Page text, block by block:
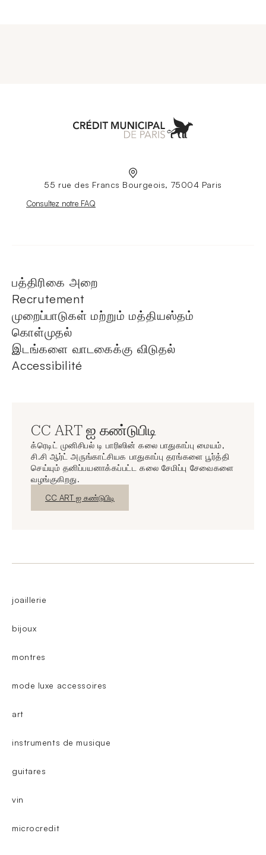
55 rue des Francs Bourgeois, 75004 Paris
Nouvelle fenêtre
Consultez notre FAQ
பத்திரிகை அறை
Recrutement
முறைப்பாடுகள் மற்றும் மத்தியஸ்தம்
கொள்முதல்
இடங்களை வாடகைக்கு விடுதல்
Accessibilité
CC ART ஐ கண்டுபிடி
க்ரெடிட் முனிசிபல் டி பாரிஸின் கலை பாதுகாப்பு மையம்,
சி.சி ஆர்ட் அருங்காட்சியக பாதுகாப்பு தரங்களை பூர்த்தி
செய்யும் தனிப்பயனாக்கப்பட்ட கலை சேமிப்பு சேவைகளை
வழங்குகிறது.
புதிய சாளரம்
CC ART ஐ கண்டுபிடி
joaillerie
bijoux
montres
mode luxe accessoires
art
instruments de musique
guitares
vin
microcredit